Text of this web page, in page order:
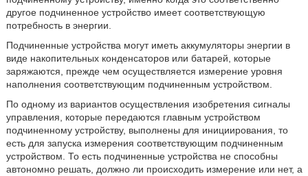
другое подчиненное устройство имеет соответствующую
потребность в энергии.
Подчиненные устройства могут иметь аккумуляторы энергии в
виде накопительных конденсаторов или батарей, которые
заряжаются, прежде чем осуществляется измерение уровня
наполнения соответствующим подчиненным устройством.
По одному из вариантов осуществления изобретения сигналы
управления, которые передаются главным устройством
подчиненному устройству, выполнены для инициирования, то
есть для запуска измерения соответствующим подчиненным
устройством. То есть подчиненные устройства не способны
автономно решать, должно ли происходить измерение или нет, а